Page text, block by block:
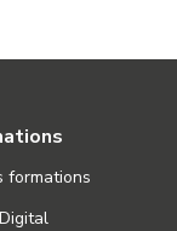
formations